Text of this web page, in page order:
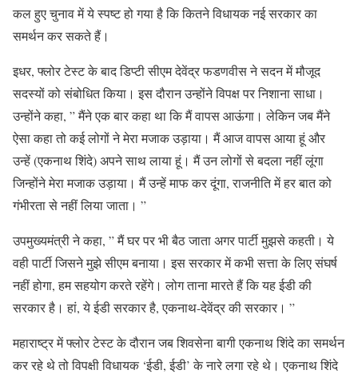
कल हुए चुनाव में ये स्पष्ट हो गया है कि कितने विधायक नई सरकार का
समर्थन कर सकते हैं।
इधर, फ्लोर टेस्ट के बाद डिप्टी सीएम देवेंद्र फडणवीस ने सदन में मौजूद
सदस्यों को संबोधित किया। इस दौरान उन्होंने विपक्ष पर निशाना साधा।
उन्होंने कहा, ” मैंने एक बार कहा था कि मैं वापस आऊंगा। लेकिन जब मैंने
ऐसा कहा तो कई लोगों ने मेरा मजाक उड़ाया। मैं आज वापस आया हूं और
उन्हें (एकनाथ शिंदे) अपने साथ लाया हूं। मैं उन लोगों से बदला नहीं लूंगा
जिन्होंने मेरा मजाक उड़ाया। मैं उन्हें माफ कर दूंगा, राजनीति में हर बात को
गंभीरता से नहीं लिया जाता। ”
उपमुख्यमंत्री ने कहा, ” मैं घर पर भी बैठ जाता अगर पार्टी मुझसे कहती। ये
वही पार्टी जिसने मुझे सीएम बनाया। इस सरकार में कभी सत्ता के लिए संघर्ष
नहीं होगा, हम सहयोग करते रहेंगे। लोग ताना मारते हैं कि यह ईडी की
सरकार है। हां, ये ईडी सरकार है, एकनाथ-देवेंद्र की सरकार। ”
महाराष्ट्र में फ्लोर टेस्ट के दौरान जब शिवसेना बागी एकनाथ शिंदे का समर्थन
कर रहे थे तो विपक्षी विधायक ‘ईडी, ईडी’ के नारे लगा रहे थे। एकनाथ शिंदे